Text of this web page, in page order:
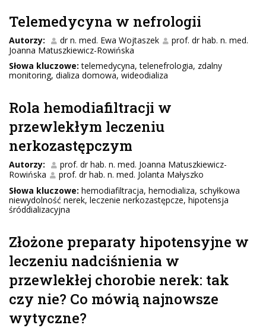
Telemedycyna w nefrologii
Autorzy: dr n. med. Ewa Wojtaszek
prof. dr hab. n. med.
Joanna Matuszkiewicz-Rowińska
Słowa kluczowe: telemedycyna, telenefrologia, zdalny
monitoring, dializa domowa, wideodializa
Rola hemodiafiltracji w
przewlekłym leczeniu
nerkozastępczym
Autorzy:
prof. dr hab. n. med. Joanna Matuszkiewicz-
Rowińska
prof. dr hab. n. med. Jolanta Małyszko
Słowa kluczowe: hemodiafiltracja, hemodializa, schyłkowa
niewydolność nerek, leczenie nerkozastępcze, hipotensja
śróddializacyjna
Złożone preparaty hipotensyjne w
leczeniu nadciśnienia w
przewlekłej chorobie nerek: tak
czy nie? Co mówią najnowsze
wytyczne?